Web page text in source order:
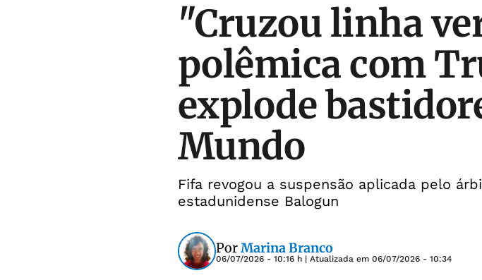
"Cruzou linha
polêmica com
explode
Mundo
Fifa revogou a suspensão aplicada pelo
estadunidense Balogun
PorMarina Branco
06/07/2026 - 10:16 h | Atualizada em 06/07/2026 - 10:34